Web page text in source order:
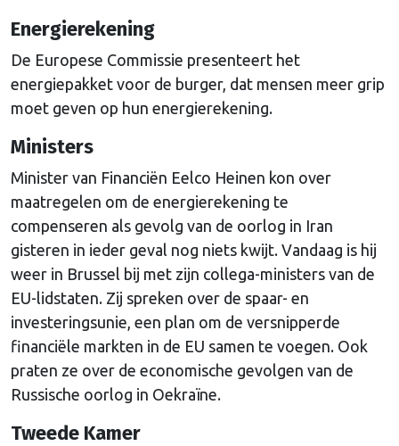
Energierekening
De Europese Commissie presenteert het
energiepakket voor de burger, dat mensen meer grip
moet geven op hun energierekening.
Ministers
Minister van Financiën Eelco Heinen kon over
maatregelen om de energierekening te
compenseren als gevolg van de oorlog in Iran
gisteren in ieder geval nog niets kwijt. Vandaag is hij
weer in Brussel bij met zijn collega-ministers van de
EU-lidstaten. Zij spreken over de spaar- en
investeringsunie, een plan om de versnipperde
financiële markten in de EU samen te voegen. Ook
praten ze over de economische gevolgen van de
Russische oorlog in Oekraïne.
Tweede Kamer